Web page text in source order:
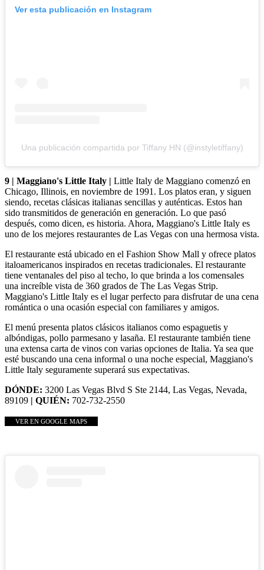
Ver esta publicación en Instagram
Una publicación compartida por Tiffany HN (@instyletiffany)
9 | Maggiano's Little Italy | Little Italy de Maggiano comenzó en
Chicago, Illinois, en noviembre de 1991. Los platos eran, y siguen
siendo, recetas clásicas italianas sencillas y auténticas. Estos han
sido transmitidos de generación en generación. Lo que pasó
después, como dicen, es historia. Ahora, Maggiano's Little Italy es
uno de los mejores restaurantes de Las Vegas con una hermosa vista.
El restaurante está ubicado en el Fashion Show Mall y ofrece platos
italoamericanos inspirados en recetas tradicionales. El restaurante
tiene ventanales del piso al techo, lo que brinda a los comensales
una increíble vista de 360 grados de The Las Vegas Strip.
Maggiano's Little Italy es el lugar perfecto para disfrutar de una cena
romántica o una ocasión especial con familiares y amigos.
El menú presenta platos clásicos italianos como espaguetis y
albóndigas, pollo parmesano y lasaña. El restaurante también tiene
una extensa carta de vinos con varias opciones de Italia. Ya sea que
esté buscando una cena informal o una noche especial, Maggiano's
Little Italy seguramente superará sus expectativas.
DÓNDE: 3200 Las Vegas Blvd S Ste 2144, Las Vegas, Nevada,
89109 | QUIÉN: 702-732-2550
VER EN GOOGLE MAPS